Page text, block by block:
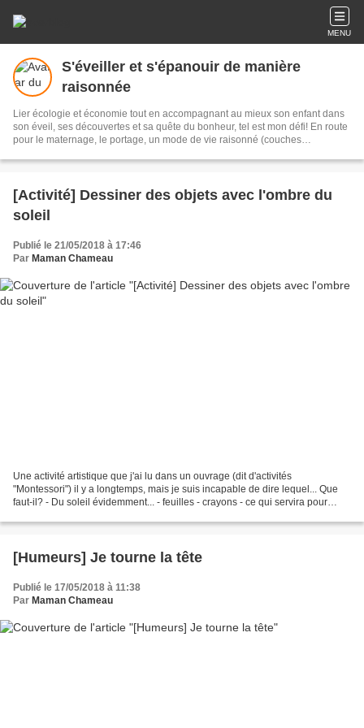
MENU
S'éveiller et s'épanouir de manière
raisonnée
Lier écologie et économie tout en accompagnant au mieux son enfant dans
son éveil, ses découvertes et sa quête du bonheur, tel est mon défi! En route
pour le maternage, le portage, un mode de vie raisonné (couches
réflexions personnelles, activités et jeux sont partagés.
[Activité] Dessiner des objets avec l'ombre du
soleil
Publié le 21/05/2018 à 17:46
Par Maman Chameau
Une activité artistique que j'ai lu dans un ouvrage (dit d'activités
"Montessori") il y a longtemps, mais je suis incapable de dire lequel... Que
faut-il? - Du soleil évidemment... - feuilles - crayons - ce qui servira pour
[Humeurs] Je tourne la tête
Publié le 17/05/2018 à 11:38
Par Maman Chameau